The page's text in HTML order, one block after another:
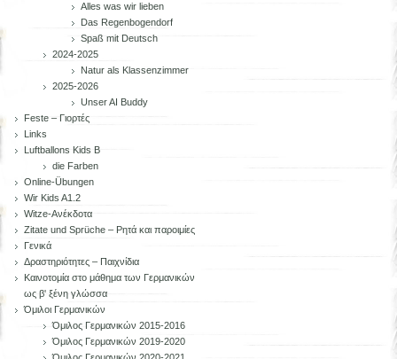
Alles was wir lieben
Das Regenbogendorf
Spaß mit Deutsch
2024-2025
Natur als Klassenzimmer
2025-2026
Unser AI Buddy
Feste – Γιορτές
Links
Luftballons Kids B
die Farben
Online-Übungen
Wir Kids A1.2
Witze-Ανέκδοτα
Zitate und Sprüche – Ρητά και παροιμίες
Γενικά
Δραστηριότητες – Παιχνίδια
Καινοτομία στο μάθημα των Γερμανικών
ως β' ξένη γλώσσα
Όμιλοι Γερμανικών
Όμιλος Γερμανικών 2015-2016
Όμιλος Γερμανικών 2019-2020